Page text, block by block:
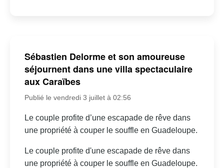
Sébastien Delorme et son amoureuse
séjournent dans une villa spectaculaire
aux Caraïbes
Publié le vendredi 3 juillet à 02:56
Le couple profite d’une escapade de rêve dans
une propriété à couper le souffle en Guadeloupe.
Le couple profite d'une escapade de rêve dans
une propriété à couper le souffle en Guadeloupe.